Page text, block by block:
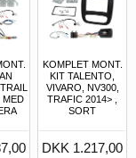
MED
KOMPLET MONT.
KIT TALENTO,
VIVARO, NV300,
TRAFIC 2014> ,
SORT
DKK 1.217,00